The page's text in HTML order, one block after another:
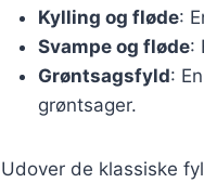
Kylling og fløde:
Svampe og fløde:
Grøntsagsfyld:
grøntsager.
Udover de klassiske